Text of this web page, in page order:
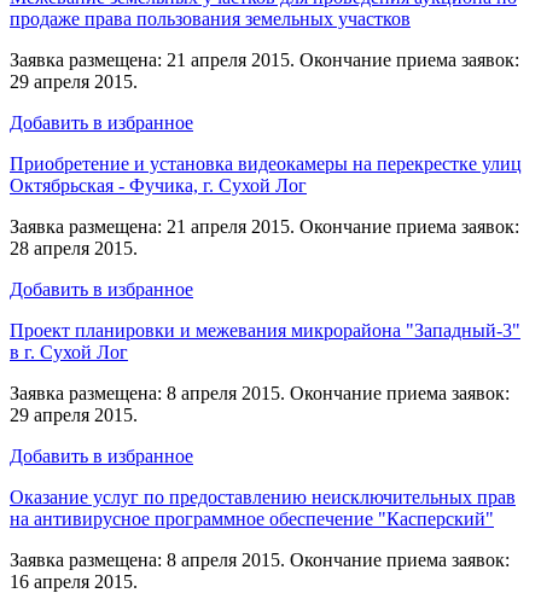
продаже права пользования земельных участков
Заявка размещена: 21 апреля 2015. Окончание приема заявок:
29 апреля 2015.
Добавить в избранное
Приобретение и установка видеокамеры на перекрестке улиц
Октябрьская - Фучика, г. Сухой Лог
Заявка размещена: 21 апреля 2015. Окончание приема заявок:
28 апреля 2015.
Добавить в избранное
Проект планировки и межевания микрорайона "Западный-3"
в г. Сухой Лог
Заявка размещена: 8 апреля 2015. Окончание приема заявок:
29 апреля 2015.
Добавить в избранное
Оказание услуг по предоставлению неисключительных прав
на антивирусное программное обеспечение "Касперский"
Заявка размещена: 8 апреля 2015. Окончание приема заявок:
16 апреля 2015.